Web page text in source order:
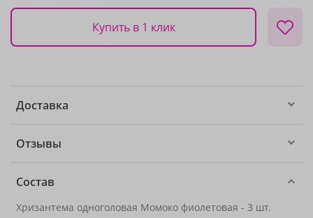
Купить в 1 клик
Доставка
Отзывы
Состав
Хризантема одноголовая Момоко фиолетовая - 3 шт.